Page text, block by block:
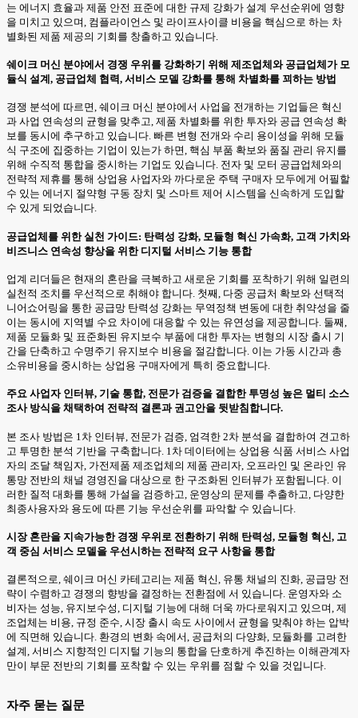
는 에너지 효율과 제품 안전 표준에 대한 규제 강화가 설계 우선순위에 영향
을 미치고 있으며, 컴플라이언스 및 라이프사이클 비용을 핵심으로 하는 차
별화된 제품 제공의 기회를 창출하고 있습니다.
쉐이크 머신 분야에서 경쟁 우위를 강화하기 위해 제조업체와 공급업체가 모
듈식 설계, 공급업체 협력, 서비스 모델 강화를 통해 차별화를 꾀하는 방법
경쟁 분석에 따르면, 쉐이크 머신 분야에서 사업을 전개하는 기업들은 혁신
과 사업 연속성의 균형을 맞추고, 제품 차별화를 위한 투자와 공급 연속성 확
보를 동시에 추구하고 있습니다. 빠른 변형 전개와 수리 용이성을 위해 모듈
식 구조에 집중하는 기업이 있는가 하면, 핵심 부품 확보와 품질 관리 유지를
위해 수직적 통합을 중시하는 기업도 있습니다. 전자 및 모터 공급업체와의
전략적 제휴를 통해 상업용 사업자와 까다로운 주택 구매자 모두에게 어필할
수 있는 에너지 절약형 구동 장치 및 스마트 제어 시스템을 신속하게 도입할
수 있게 되었습니다.
공급업체를 위한 실천 가이드: 탄력성 강화, 모듈형 혁신 가속화, 고객 가치와
비즈니스 연속성 향상을 위한 디지털 서비스 기능 통합
업계 리더들은 현재의 혼란을 극복하고 새로운 기회를 포착하기 위해 일련의
실천적 조치를 우선적으로 취해야 합니다. 첫째, 다중 공급처 확보와 선택적
니어쇼어링을 통한 공급망 탄력성 강화는 무역정책 변동에 대한 취약성을 줄
이는 동시에 지역별 수요 차이에 대응할 수 있는 유연성을 제공합니다. 둘째,
제품 모듈화 및 표준화된 유지보수 부품에 대한 투자는 변형의 시장 출시 기
간을 단축하고 수명주기 유지보수 비용을 절감합니다. 이는 가동 시간과 총
소유비용을 중시하는 상업용 구매자에게 특히 중요합니다.
주요 사업자 인터뷰, 기술 통합, 전문가 검증을 결합한 투명성 높은 멀티 소스
조사 방식을 채택하여 전략적 결론과 권고안을 뒷받침합니다.
본 조사 방법은 1차 인터뷰, 전문가 검증, 엄격한 2차 분석을 결합하여 견고하
고 투명한 분석 기반을 구축합니다. 1차 데이터에는 상업용 식품 서비스 사업
자의 조달 책임자, 가전제품 제조업체의 제품 관리자, 오프라인 및 온라인 유
통망 전반의 채널 경영진을 대상으로 한 구조화된 인터뷰가 포함됩니다. 이
러한 질적 대화를 통해 가설을 검증하고, 운영상의 문제를 추출하고, 다양한
최종사용자와 용도에 따른 기능 우선순위를 파악할 수 있습니다.
시장 혼란을 지속가능한 경쟁 우위로 전환하기 위해 탄력성, 모듈형 혁신, 고
객 중심 서비스 모델을 우선시하는 전략적 요구 사항을 통합
결론적으로, 쉐이크 머신 카테고리는 제품 혁신, 유통 채널의 진화, 공급망 전
략이 수렴하고 경쟁의 향방을 결정하는 전환점에 서 있습니다. 운영자와 소
비자는 성능, 유지보수성, 디지털 기능에 대해 더욱 까다로워지고 있으며, 제
조업체는 비용, 규정 준수, 시장 출시 속도 사이에서 균형을 맞춰야 하는 압박
에 직면해 있습니다. 환경의 변화 속에서, 공급처의 다양화, 모듈화를 고려한
설계, 서비스 지향적인 디지털 기능의 통합을 단호하게 추진하는 이해관계자
만이 부문 전반의 기회를 포착할 수 있는 우위를 점할 수 있을 것입니다.
자주 묻는 질문